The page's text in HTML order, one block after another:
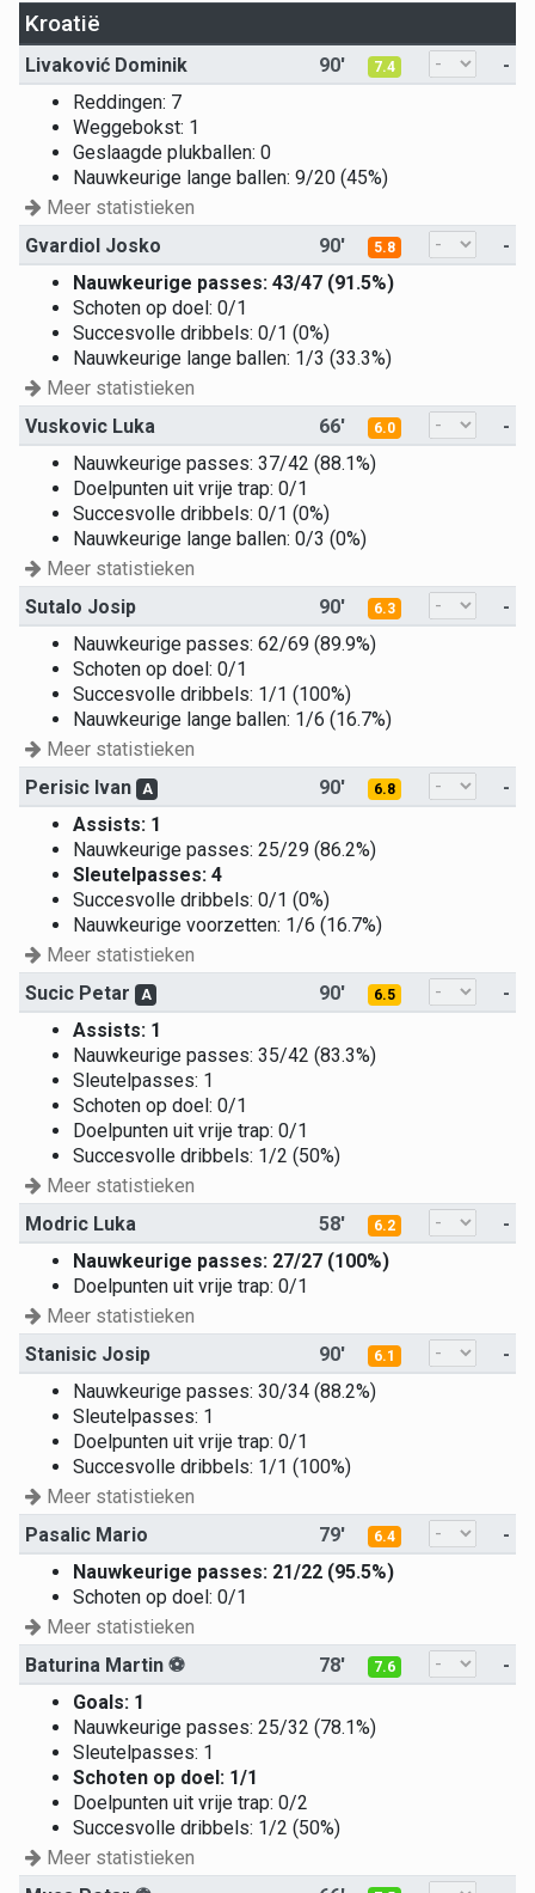
Kroatië
Livaković Dominik 90' 7.4
-
Reddingen: 7
Weggebokst: 1
Geslaagde plukballen: 0
Nauwkeurige lange ballen: 9/20 (45%)
Meer statistieken
Gvardiol Josko
90' 5.8
-
Nauwkeurige passes: 43/47 (91.5%)
Schoten op doel: 0/1
Succesvolle dribbels: 0/1 (0%)
Nauwkeurige lange ballen: 1/3 (33.3%)
Meer statistieken
Vuskovic Luka
66' 6.0
-
Nauwkeurige passes: 37/42 (88.1%)
Doelpunten uit vrije trap: 0/1
Succesvolle dribbels: 0/1 (0%)
Nauwkeurige lange ballen: 0/3 (0%)
Meer statistieken
Sutalo Josip
90' 6.3
-
Nauwkeurige passes: 62/69 (89.9%)
Schoten op doel: 0/1
Succesvolle dribbels: 1/1 (100%)
Nauwkeurige lange ballen: 1/6 (16.7%)
Meer statistieken
Perisic Ivan
A 90' 6.8
-
Assists: 1
Nauwkeurige passes: 25/29 (86.2%)
Sleutelpasses: 4
Succesvolle dribbels: 0/1 (0%)
Nauwkeurige voorzetten: 1/6 (16.7%)
Meer statistieken
Sucic Petar
A 90' 6.5
-
Assists: 1
Nauwkeurige passes: 35/42 (83.3%)
Sleutelpasses: 1
Schoten op doel: 0/1
Doelpunten uit vrije trap: 0/1
Succesvolle dribbels: 1/2 (50%)
Meer statistieken
Modric Luka
58' 6.2
-
Nauwkeurige passes: 27/27 (100%)
Doelpunten uit vrije trap: 0/1
Meer statistieken
Stanisic Josip
90' 6.1
-
Nauwkeurige passes: 30/34 (88.2%)
Sleutelpasses: 1
Doelpunten uit vrije trap: 0/1
Succesvolle dribbels: 1/1 (100%)
Meer statistieken
Pasalic Mario
79' 6.4
-
Nauwkeurige passes: 21/22 (95.5%)
Schoten op doel: 0/1
Meer statistieken
Baturina Martin⚽ 78' 7.6
-
Goals: 1
Nauwkeurige passes: 25/32 (78.1%)
Sleutelpasses: 1
Schoten op doel: 1/1
Doelpunten uit vrije trap: 0/2
Succesvolle dribbels: 1/2 (50%)
Meer statistieken